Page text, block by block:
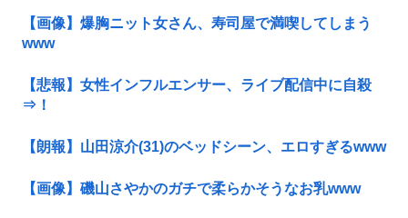
【画像】爆胸ニット女さん、寿司屋で満喫してしまう
www
【悲報】女性インフルエンサー、ライブ配信中に自殺
⇒！
【朗報】山田涼介(31)のベッドシーン、エロすぎるwww
【画像】磯山さやかのガチで柔らかそうなお乳www